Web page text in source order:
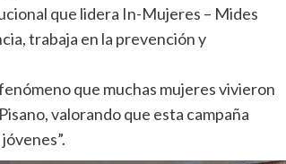
que lidera In-Mujeres – Mides
trabaja en la prevención y
que muchas mujeres vivieron
valorando que esta campaña